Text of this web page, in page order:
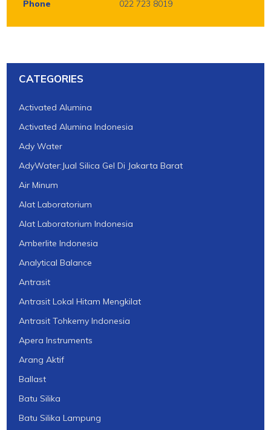
Phone
022 723 8019
CATEGORIES
Activated Alumina
Activated Alumina Indonesia
Ady Water
AdyWater:Jual Silica Gel Di Jakarta Barat
Air Minum
Alat Laboratorium
Alat Laboratorium Indonesia
Amberlite Indonesia
Analytical Balance
Antrasit
Antrasit Lokal Hitam Mengkilat
Antrasit Tohkemy Indonesia
Apera Instruments
Arang Aktif
Ballast
Batu Silika
Batu Silika Lampung